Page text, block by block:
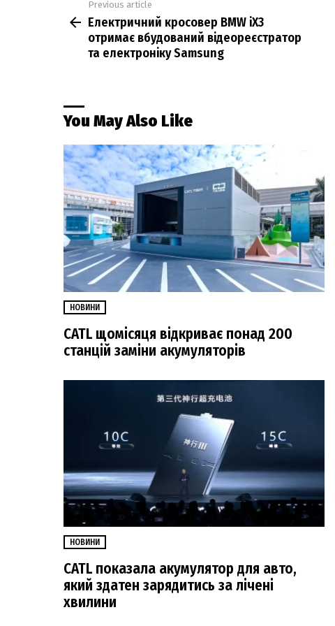
more
Previous article
Електричний кросовер BMW iX3
отримає вбудований відеореєстратор
та електроніку Samsung
You May Also Like
НОВИНИ
CATL щомісяця відкриває понад 200
станцій заміни акумуляторів
НОВИНИ
CATL показала акумулятор для авто,
який здатен зарядитись за лічені
хвилини